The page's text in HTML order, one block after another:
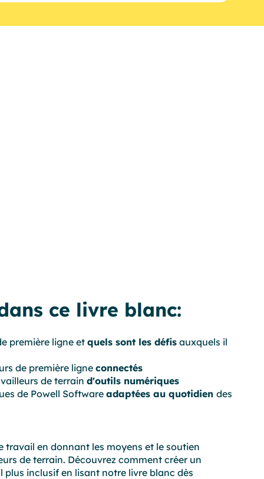
ce livre blanc:
première ligne etquels sont les défis auxquels il
de première ligneconnectés
de terraind'outils numériques
de Powell Softwareadaptées au quotidiendes
travail en donnant les moyens et le soutien
de terrain. Découvrez comment créer un
inclusif en lisant notre livre blanc dès